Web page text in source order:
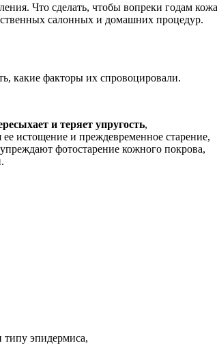
Что сделать, чтобы вопреки годам
салонных и домашних процедур.
какие факторы их спровоцировали.
и теряет упругость,
истощение и преждевременное старение,
фотостарение кожного покрова,
типу эпидермиса,